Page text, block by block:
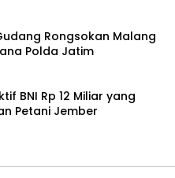
Rongsokan Malang
Polda Jatim
BNI Rp 12 Miliar yang
Petani Jember